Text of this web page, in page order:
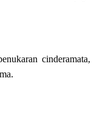
cinderamata,